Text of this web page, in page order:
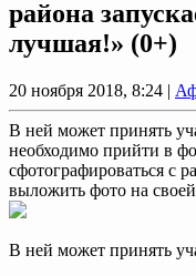
района
лучшая!» (0+)
20 ноября 2018, 8:24 |
В ней может принять
необходимо прийти в
сфотографироваться с
выложить фото на
В ней может принять